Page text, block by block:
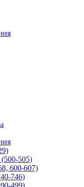
505)
600-607)
746)
499)